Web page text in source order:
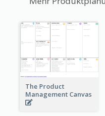
The Product
Management Canvas